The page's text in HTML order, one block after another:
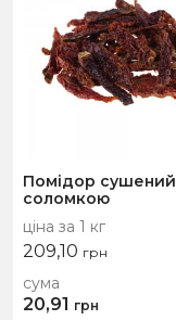
Помідор сушений
соломкою
ціна за 1 кг
209,10 грн
сума
20,91 грн